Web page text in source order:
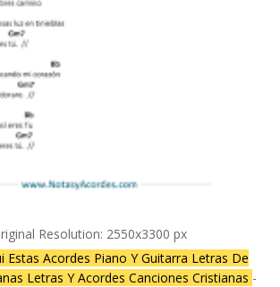
Resolution: 2550x3300 px
Estas Acordes Piano Y Guitarra Letras De
Letras Y Acordes Canciones Cristianas -